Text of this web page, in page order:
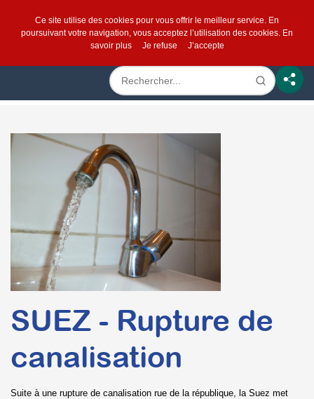
SUEZ - Rupture de
canalisation
Suite à une rupture de canalisation rue de la république, la Suez met
Ce site utilise des cookies pour vous offrir le meilleur service. En
poursuivant votre navigation, vous acceptez l’utilisation des cookies. En
savoir plus
Je refuse J’accepte